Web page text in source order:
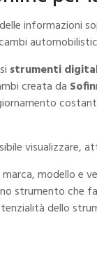
informazioni
strumenti
creata da
visualizzare,
modello e
strumento che
dello